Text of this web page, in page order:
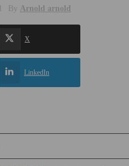
By Arnold arnold
X
LinkedIn